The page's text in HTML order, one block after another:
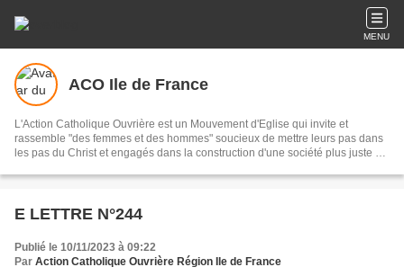
MENU
ACO Ile de France
L'Action Catholique Ouvrière est un Mouvement d'Eglise qui invite et
rassemble "des femmes et des hommes" soucieux de mettre leurs pas dans
les pas du Christ et engagés dans la construction d'une société plus juste où
E LETTRE N°244
Publié le 10/11/2023 à 09:22
Par Action Catholique Ouvrière Région Ile de France